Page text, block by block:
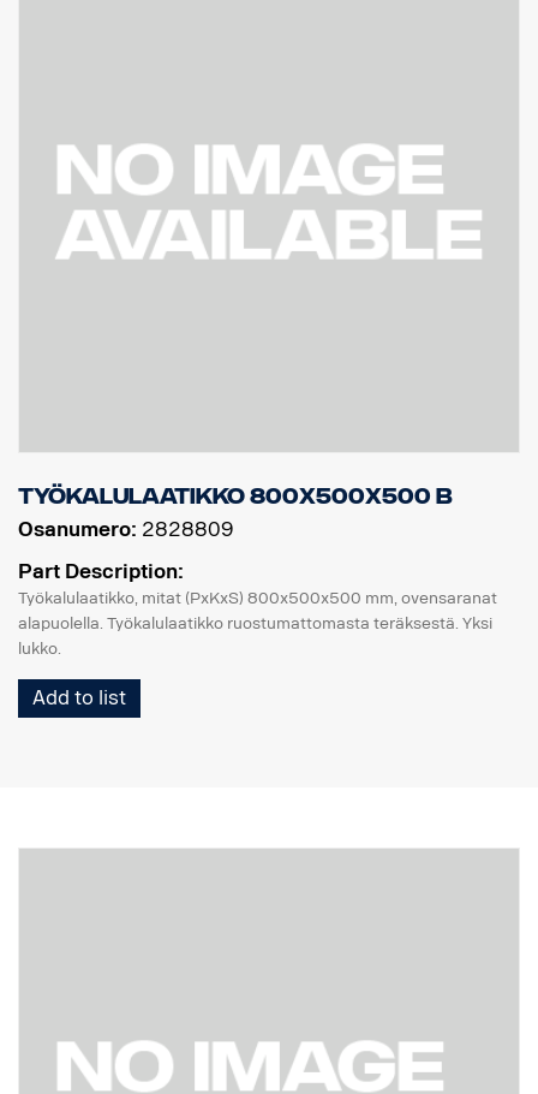
Työkalulaatikko 800x500x500 B
Osanumero: 2828809
Part Description:
Työkalulaatikko, mitat (PxKxS) 800x500x500 mm, ovensaranat
alapuolella. Työkalulaatikko ruostumattomasta teräksestä. Yksi
lukko.
Add to list